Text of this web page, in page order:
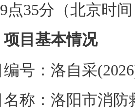
点35分（北京时
项目基本情况
号：洛自采
名称：洛阳市消